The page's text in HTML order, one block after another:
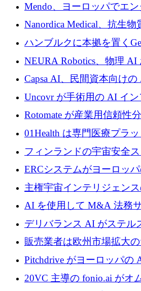
Mendo、ヨーロッパでエ
入を拡大するために 1,200
Nanordica Medical、抗生
傷治療薬を市場に投入する
ロを調達
ハンブルクに本拠を置く
Partnersが5,000万ユーロの
NEURA Robotics、物理 AI
ブ ロボティクス プラット
ためにシリーズ C で最大
Capsa AI、民間資本向け
ムを拡大するために 1,800
Uncovr が手術用の AI イ
を構築するために 700 万
Rotomate が産業用信頼性
めに 210 万ユーロを調達
01Health は専門医療プラ
に 1,500 万ドルを確保
フィンランドの宇宙安全
Aavuus が、スペースデブ
レシード資金を獲得
ERCシステムがヨーロッ
埋めるために設計された重
であるVictorを発表
主権宇宙インテリジェン
中、ICEYEは評価額100億
5,000万ユーロを調達
AI を使用して M&A 法務
るために 110 万ユーロを
デリバランス AI がステル
あるエンタープライズ AI
販売業者は欧州市場拡大
ロを確保
Pitchdrive がヨーロッパの
業者を支援するために
20VC 主導の fonio.ai がオ